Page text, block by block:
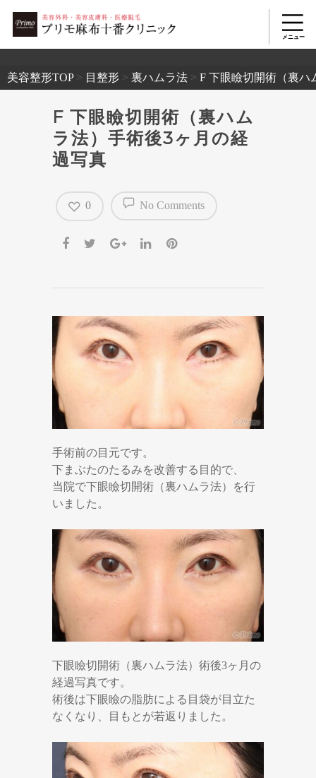
美容整形TOP> 目整形 > 裏ハムラ法 > F 下眼瞼切開術（裏ハ
F 下眼瞼切開術（裏ハム
ラ法）手術後3ヶ月の経
過写真
No Comments
0
手術前の目元です。
下まぶたのたるみを改善する目的で、
当院で下眼瞼切開術（裏ハムラ法）を行
いました。
下眼瞼切開術（裏ハムラ法）術後3ヶ月の
経過写真です。
術後は下眼瞼の脂肪による目袋が目立た
なくなり、目もとが若返りました。